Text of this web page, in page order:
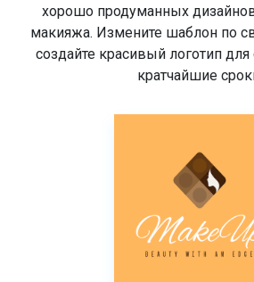
хорошо продуманных
макияжа. Измените шаблон по
создайте красивый логотип
кратчайшие